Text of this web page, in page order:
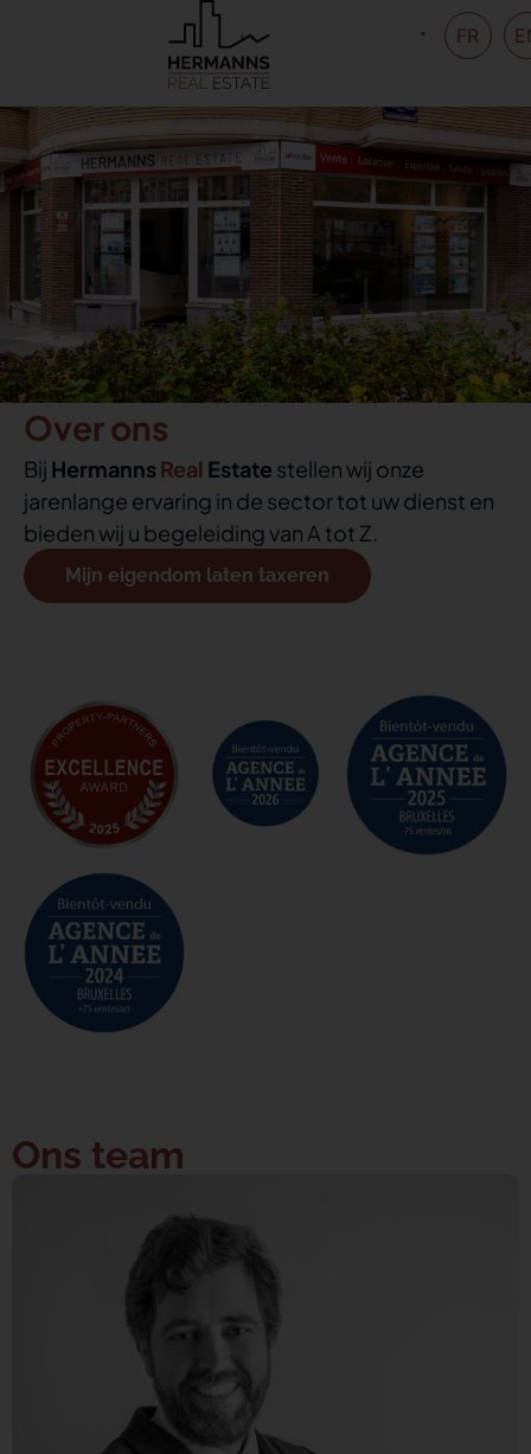
FR
Over ons
Bij HermannsReal Estate stellen wij onze
jarenlange ervaring in de sector tot uw dienst en
bieden wij u begeleiding van A tot Z.
Mijn eigendom laten taxeren
Ons team